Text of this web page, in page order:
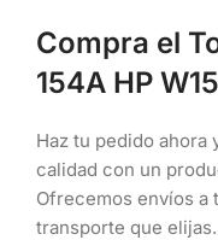
Compra el
154A HP
Haz tu pedido ahora
calidad con un
Ofrecemos envíos a
transporte que elijas.